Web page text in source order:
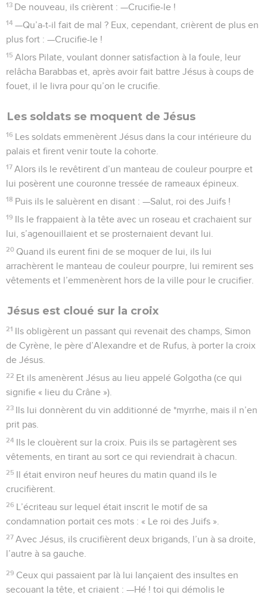
13 De nouveau, ils crièrent : —Crucifie-le !
14 —Qu’a-t-il fait de mal ? Eux, cependant, crièrent de plus en
plus fort : —Crucifie-le !
15 Alors Pilate, voulant donner satisfaction à la foule, leur
relâcha Barabbas et, après avoir fait battre Jésus à coups de
fouet, il le livra pour qu’on le crucifie.
Les soldats se moquent de Jésus
16 Les soldats emmenèrent Jésus dans la cour intérieure du
palais et firent venir toute la cohorte.
17 Alors ils le revêtirent d’un manteau de couleur pourpre et
lui posèrent une couronne tressée de rameaux épineux.
18 Puis ils le saluèrent en disant : —Salut, roi des Juifs !
19 Ils le frappaient à la tête avec un roseau et crachaient sur
lui, s’agenouillaient et se prosternaient devant lui.
20 Quand ils eurent fini de se moquer de lui, ils lui
arrachèrent le manteau de couleur pourpre, lui remirent ses
vêtements et l’emmenèrent hors de la ville pour le crucifier.
Jésus est cloué sur la croix
21 Ils obligèrent un passant qui revenait des champs, Simon
de Cyrène, le père d’Alexandre et de Rufus, à porter la croix
de Jésus.
22 Et ils amenèrent Jésus au lieu appelé Golgotha (ce qui
signifie « lieu du Crâne »).
23 Ils lui donnèrent du vin additionné de *myrrhe, mais il n’en
prit pas.
24 Ils le clouèrent sur la croix. Puis ils se partagèrent ses
vêtements, en tirant au sort ce qui reviendrait à chacun.
25 Il était environ neuf heures du matin quand ils le
crucifièrent.
26 L’écriteau sur lequel était inscrit le motif de sa
condamnation portait ces mots : « Le roi des Juifs ».
27 Avec Jésus, ils crucifièrent deux brigands, l’un à sa droite,
l’autre à sa gauche.
29 Ceux qui passaient par là lui lançaient des insultes en
secouant la tête, et criaient : —Hé ! toi qui démolis le